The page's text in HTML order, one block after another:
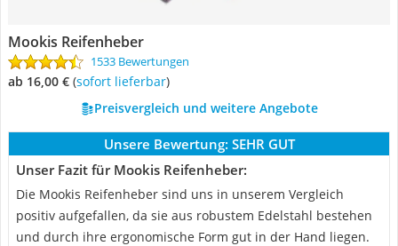
Mookis Reifenheber
1533 Bewertungen
ab 16,00 € ( Sofort lieferbar)
Preisvergleich und weitere Angebote
Unsere Bewertung: SEHR GUT
Unser Fazit für Mookis Reifenheber:
Die Mookis Reifenheber sind uns in unserem Vergleich
positiv aufgefallen, da sie aus robustem Edelstahl bestehen
und durch ihre ergonomische Form gut in der Hand liegen.